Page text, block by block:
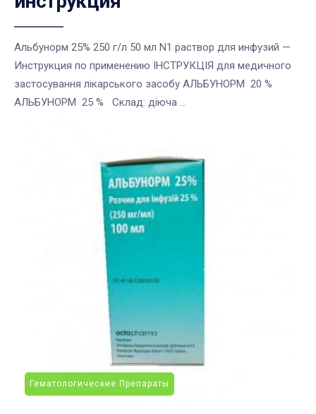
Альбунорм 25% 250 г/л 50 мл N1 раствор для инфузий —
Инструкция по применению ІНСТРУКЦІЯ для медичного
застосування лікарського засобу АЛЬБУНОРМ 20 %
АЛЬБУНОРМ 25 % Склад: діюча ...
Гематологические Препараты